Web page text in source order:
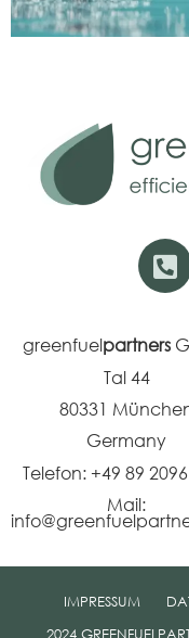
greenfuelpartners
Tal 44
80331
Germany
Telefon: +49 89
Mail:
2024
IMPRESSUM